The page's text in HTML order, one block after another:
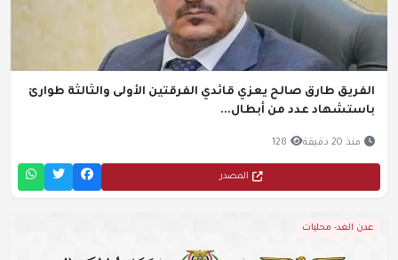
الفريق طارق صالح يعزي قائدي الفرقتين الأولى والثالثة طوارئ
باستشهاد عدد من أبطال...
منذ 20 دقيقة 128
المصدر
عدن الغد- محليات